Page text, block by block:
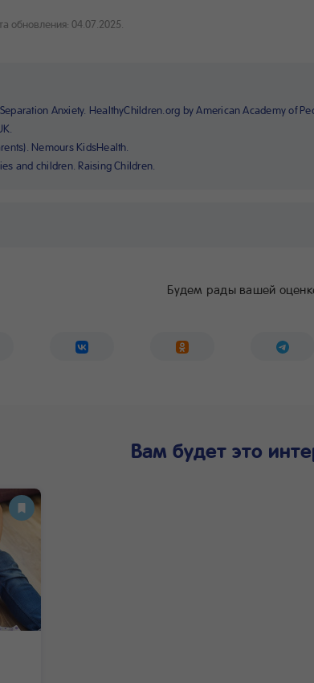
обновления: 04.07.2025.
Anxiety. HealthyChildren.org by American Academy of
Nemours KidsHealth.
and children. Raising Children.
Будем рады вашей
Вам будет это